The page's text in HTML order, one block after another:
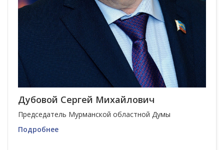
Дубовой Сергей Михайлович
Председатель Мурманской областной Думы
Подробнее